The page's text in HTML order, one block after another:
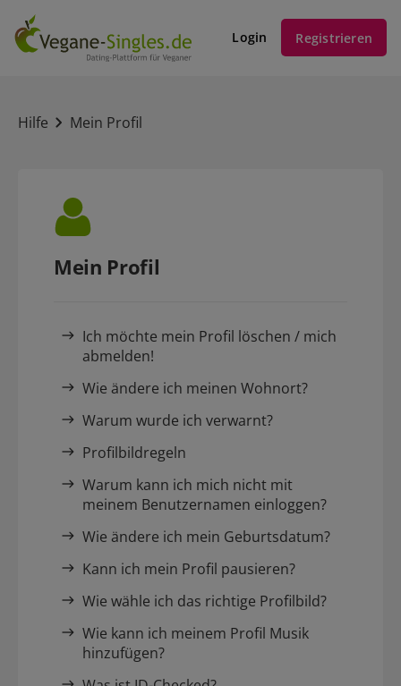
Login Registrieren
Hilfe Mein Profil
Mein Profil
Ich möchte mein Profil löschen / mich
abmelden!
Wie ändere ich meinen Wohnort?
Warum wurde ich verwarnt?
Profilbildregeln
Warum kann ich mich nicht mit
meinem Benutzernamen einloggen?
Wie ändere ich mein Geburtsdatum?
Kann ich mein Profil pausieren?
Wie wähle ich das richtige Profilbild?
Wie kann ich meinem Profil Musik
hinzufügen?